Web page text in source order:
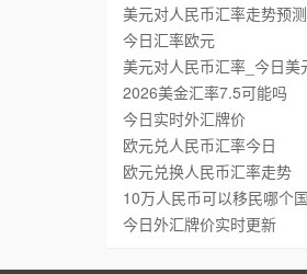
美元对人民币汇率走势预
今日汇率欧元
美元对人民币汇率_今日美
2026美金汇率7.5可能吗
今日实时外汇牌价
欧元兑人民币汇率今日
欧元兑换人民币汇率走势
10万人民币可以移民哪个
今日外汇牌价实时更新